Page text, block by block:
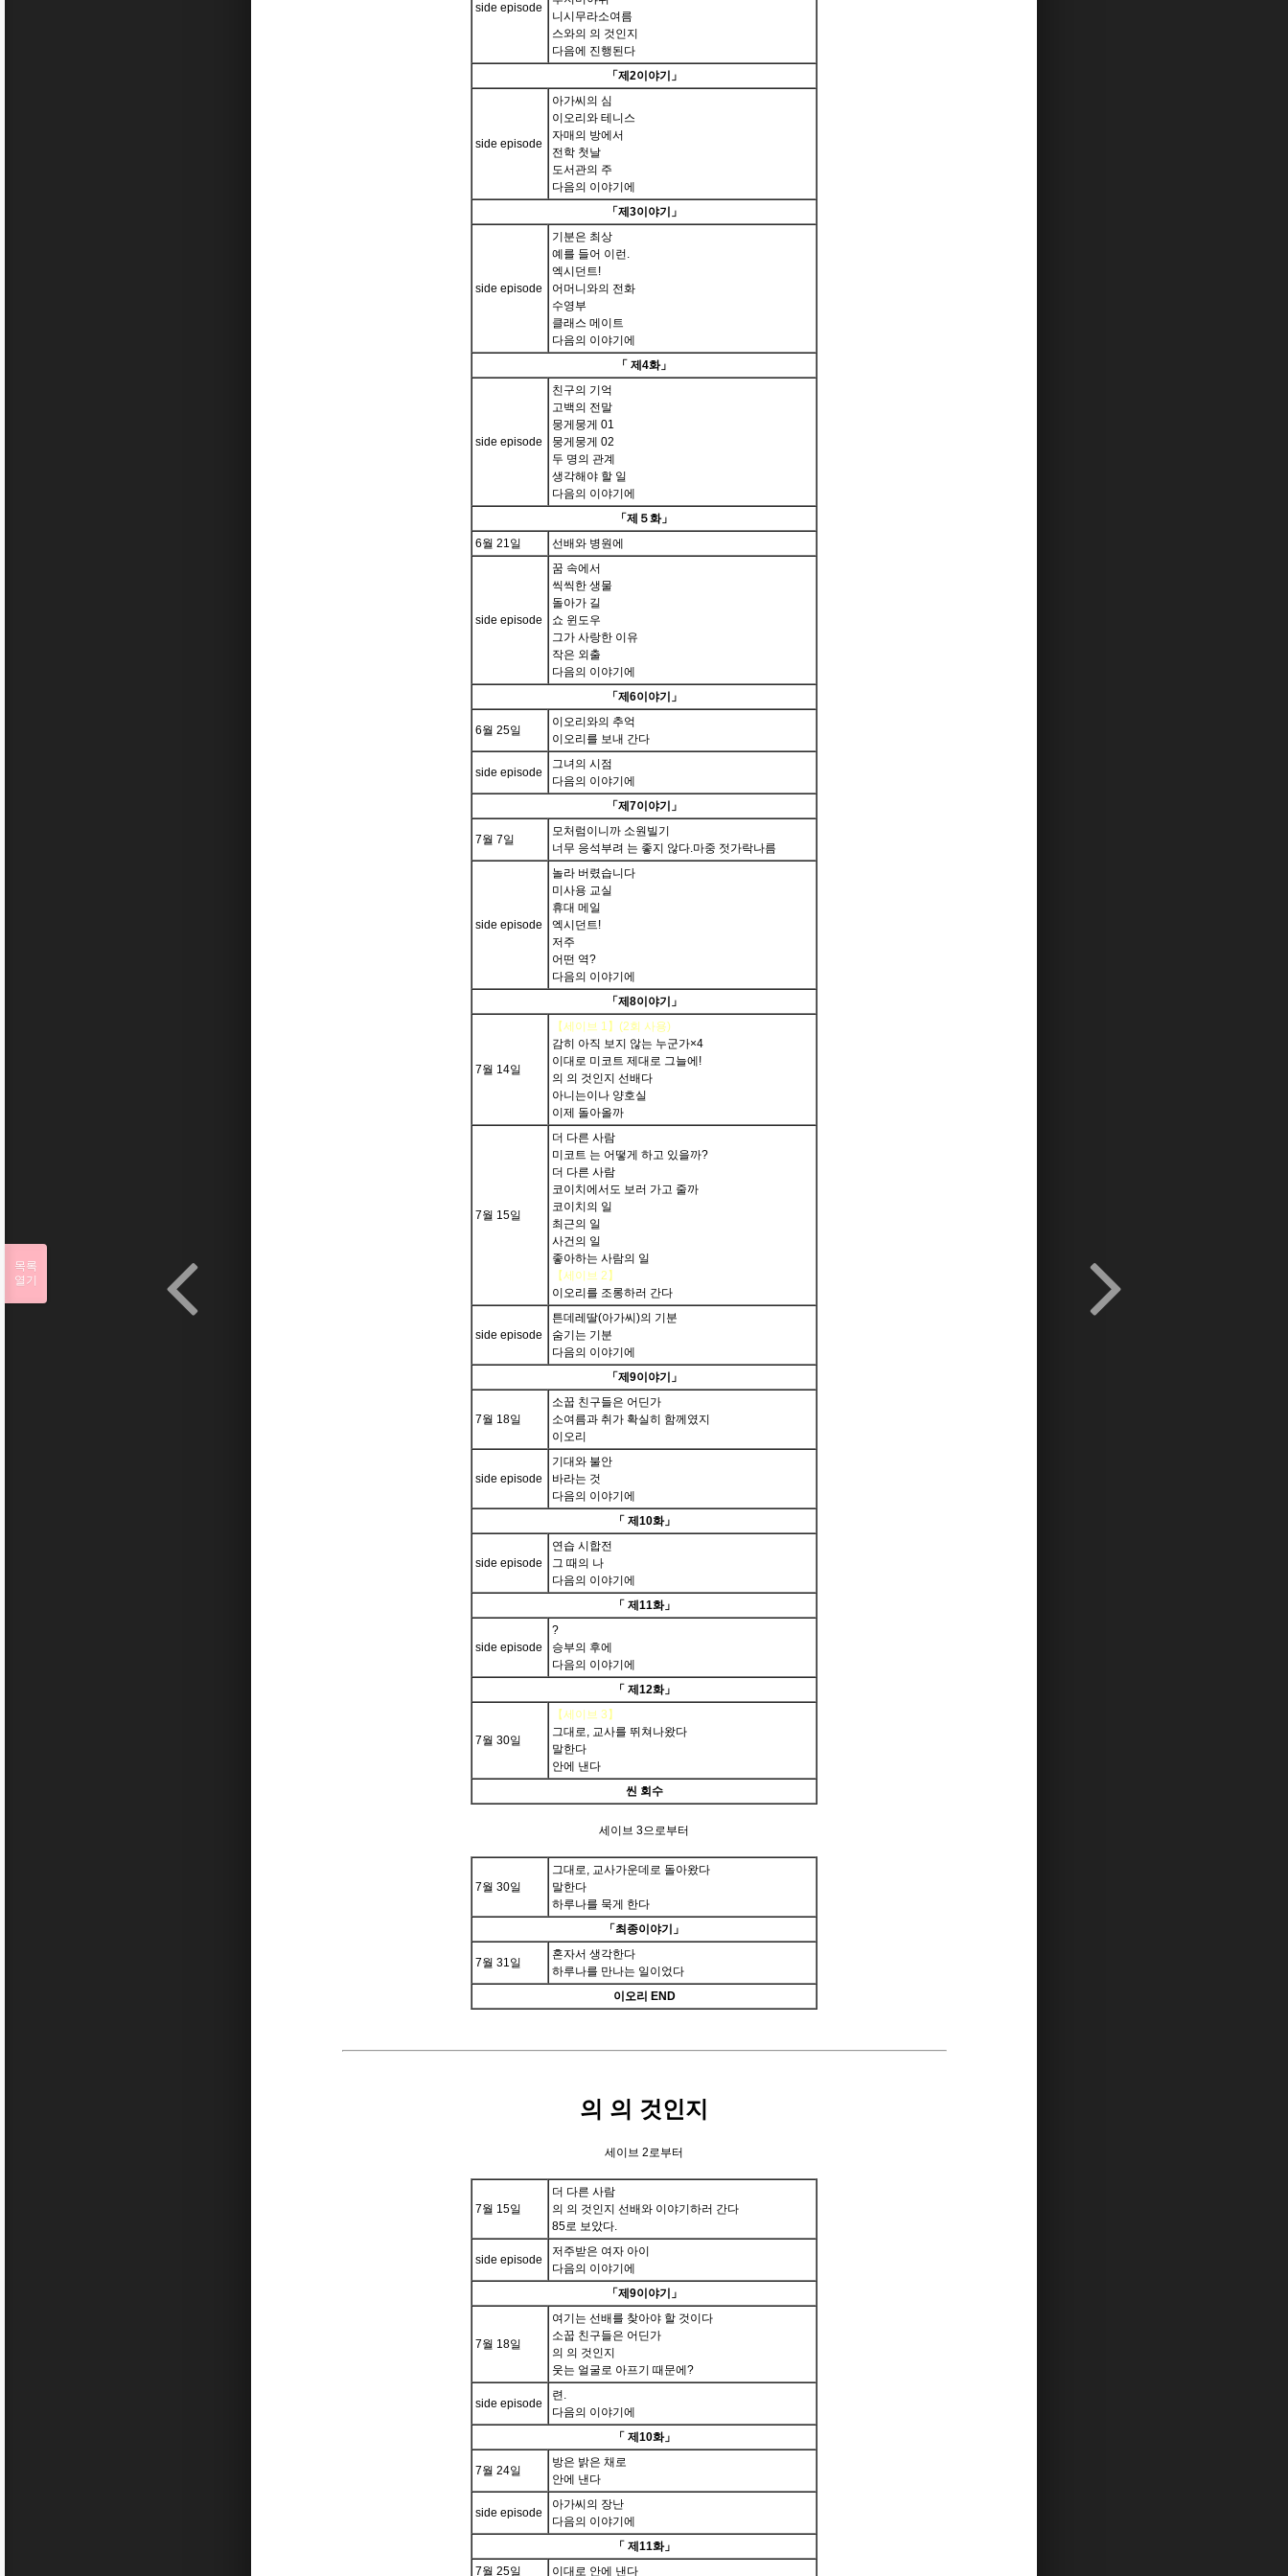
side episode
니시무라소여름
스와의 의 것인지
다음에 진행된다
「제2이야기」
side episode
아가씨의 심
이오리와 테니스
자매의 방에서
전학 첫날
도서관의 주
다음의 이야기에
「제3이야기」
side episode
기분은 최상
예를 들어 이런.
엑시던트!
어머니와의 전화
수영부
클래스 메이트
다음의 이야기에
「 제4화」
side episode
친구의 기억
고백의 전말
뭉게뭉게 01
뭉게뭉게 02
두 명의 관계
생각해야 할 일
다음의 이야기에
「제５화」
6월 21일
선배와 병원에
side episode
꿈 속에서
씩씩한 생물
돌아가 길
쇼 윈도우
그가 사랑한 이유
작은 외출
다음의 이야기에
「제6이야기」
6월 25일
이오리와의 추억
이오리를 보내 간다
side episode
그녀의 시점
다음의 이야기에
「제7이야기」
7월 7일
모처럼이니까 소원빌기
너무 응석부려 는 좋지 않다.마중 젓가락나름
side episode
놀라 버렸습니다
미사용 교실
휴대 메일
엑시던트!
저주
어떤 역?
다음의 이야기에
「제8이야기」
7월 14일
【세이브 1】(2회 사용)
감히 아직 보지 않는 누군가×4
이대로 미코트 제대로 그늘에!
의 의 것인지 선배다
아니는이나 양호실
이제 돌아올까
7월 15일
더 다른 사람
미코트 는 어떻게 하고 있을까?
더 다른 사람
코이치에서도 보러 가고 줄까
코이치의 일
최근의 일
사건의 일
좋아하는 사람의 일
【세이브 2】
이오리를 조롱하러 간다
side episode
튼데레딸(아가씨)의 기분
숨기는 기분
다음의 이야기에
「제9이야기」
7월 18일
소꿉 친구들은 어딘가
소여름과 취가 확실히 함께였지
이오리
side episode
기대와 불안
바라는 것
다음의 이야기에
「 제10화」
side episode
연습 시합전
그 때의 나
다음의 이야기에
「 제11화」
side episode
?
승부의 후에
다음의 이야기에
「 제12화」
7월 30일
【세이브 3】
그대로, 교사를 뛰쳐나왔다
말한다
안에 낸다
씬 회수
세이브 3으로부터
7월 30일
그대로, 교사가운데로 돌아왔다
말한다
하루나를 묵게 한다
「최종이야기」
7월 31일
혼자서 생각한다
하루나를 만나는 일이었다
이오리 END
의 의 것인지
세이브 2로부터
7월 15일
더 다른 사람
의 의 것인지 선배와 이야기하러 간다
85로 보았다.
side episode
저주받은 여자 아이
다음의 이야기에
「제9이야기」
7월 18일
여기는 선배를 찾아야 할 것이다
소꿉 친구들은 어딘가
의 의 것인지
웃는 얼굴로 아프기 때문에?
side episode
련.
다음의 이야기에
「 제10화」
7월 24일
방은 밝은 채로
안에 낸다
side episode
아가씨의 장난
다음의 이야기에
「 제11화」
7월 25일
이대로 안에 낸다
목록
열기